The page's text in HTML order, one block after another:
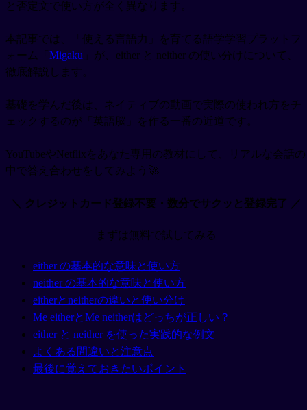
と否定文で使い方が全く異なります。
本記事では、「使える言語力」を育てる語学学習プラットフ
ォーム「 Migaku 」が、either と neither の使い分けについて、
徹底解説します。
基礎を学んだ後は、ネイティブの動画で実際の使われ方をチ
ェックするのが「英語脳」を作る一番の近道です。
YouTubeやNetflixをあなた専用の教材にして、リアルな会話の
中で答え合わせをしてみよう🚀
＼ クレジットカード登録不要・数分でサクッと登録完了 ／
まずは無料で試してみる
either の基本的な意味と使い方
neither の基本的な意味と使い方
eitherとneitherの違いと使い分け
Me eitherとMe neitherはどっちが正しい？
either と neither を使った実践的な例文
よくある間違いと注意点
最後に覚えておきたいポイント